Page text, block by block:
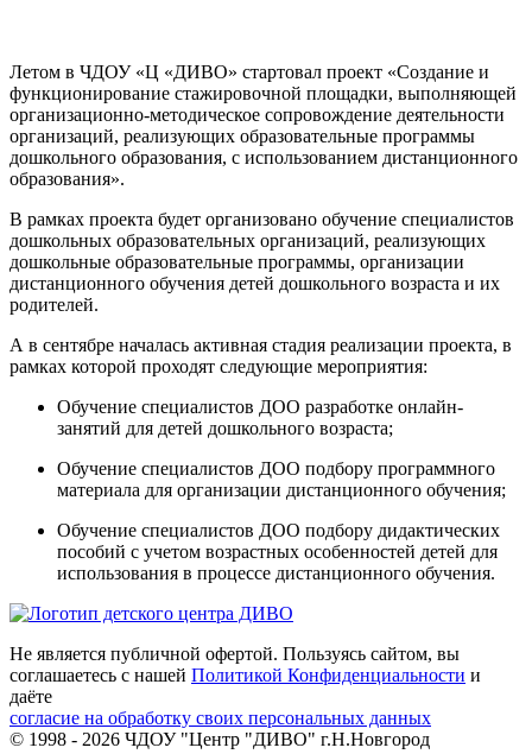
Летом в ЧДОУ «Ц «ДИВО» стартовал проект «Создание и
функционирование стажировочной площадки, выполняющей
организационно-методическое сопровождение деятельности
организаций, реализующих образовательные программы
дошкольного образования, с использованием дистанционного
образования».
В рамках проекта будет организовано обучение специалистов
дошкольных образовательных организаций, реализующих
дошкольные образовательные программы, организации
дистанционного обучения детей дошкольного возраста и их
родителей.
А в сентябре началась активная стадия реализации проекта, в
рамках которой проходят следующие мероприятия:
Обучение специалистов ДОО разработке онлайн-
занятий для детей дошкольного возраста;
Обучение специалистов ДОО подбору программного
материала для организации дистанционного обучения;
Обучение специалистов ДОО подбору дидактических
пособий с учетом возрастных особенностей детей для
использования в процессе дистанционного обучения.
Не является публичной офертой. Пользуясь сайтом, вы
соглашаетесь с нашей Политикой Конфиденциальности и
даёте
согласие на обработку своих персональных данных
© 1998 - 2026 ЧДОУ "Центр "ДИВО" г.Н.Новгород